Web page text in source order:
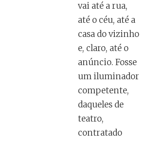
vai até a rua,
até o céu, até a
casa do vizinho
e, claro, até o
anúncio. Fosse
um iluminador
competente,
daqueles de
teatro,
contratado